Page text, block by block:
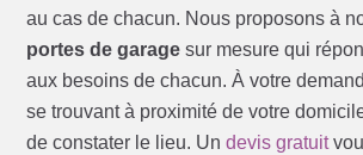
au cas de chacun. Nous proposons à
portes de garage sur mesure qui
aux besoins de chacun. À votre
se trouvant à proximité de votre
de constater le lieu. Undevis gratuit